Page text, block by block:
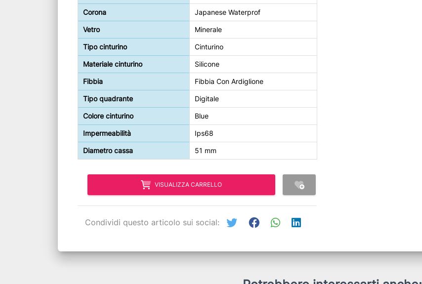
Corona Japanese Waterprof
Vetro Minerale
Tipo cinturino Cinturino
Materiale cinturino Silicone
Fibbia Fibbia Con Ardiglione
Tipo quadrante Digitale
Colore cinturino Blue
Impermeabilità Ips68
Diametro cassa 51 mm
VISUALIZZA CARRELLO
Condividi questo articolo sui social: